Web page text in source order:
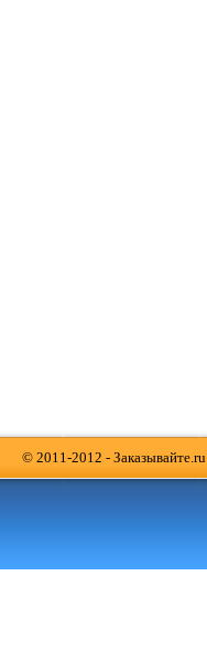
© 2011-2012 - Заказывайте.ru